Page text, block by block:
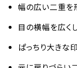
幅の広い二重を
目の横幅を広く
ぱっちり大きな